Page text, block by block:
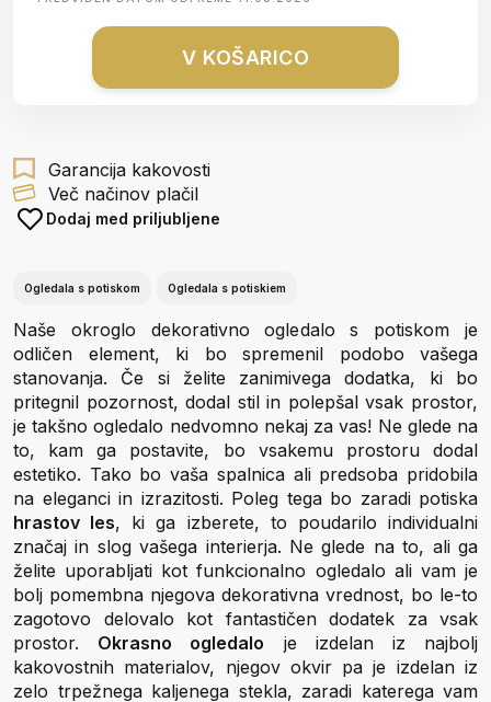
V KOŠARICO
Garancija kakovosti
Več načinov plačil
Dodaj med priljubljene
Ogledala s potiskom Ogledala s potiskiem
Naše okroglo dekorativno ogledalo s potiskom je
odličen element, ki bo spremenil podobo vašega
stanovanja. Če si želite zanimivega dodatka, ki bo
pritegnil pozornost, dodal stil in polepšal vsak prostor,
je takšno ogledalo nedvomno nekaj za vas! Ne glede na
to, kam ga postavite, bo vsakemu prostoru dodal
estetiko. Tako bo vaša spalnica ali predsoba pridobila
na eleganci in izrazitosti. Poleg tega bo zaradi potiska
hrastov les, ki ga izberete, to poudarilo individualni
značaj in slog vašega interierja. Ne glede na to, ali ga
želite uporabljati kot funkcionalno ogledalo ali vam je
bolj pomembna njegova dekorativna vrednost, bo le-to
zagotovo delovalo kot fantastičen dodatek za vsak
prostor. Okrasno ogledalo je izdelan iz najbolj
kakovostnih materialov, njegov okvir pa je izdelan iz
zelo trpežnega kaljenega stekla, zaradi katerega vam